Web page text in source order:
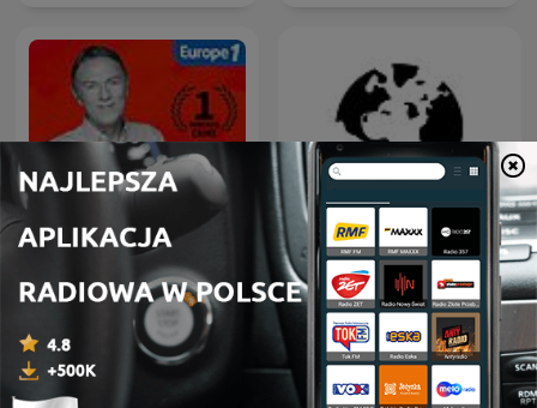
Hondelatte Raconte Dział Zagraniczny